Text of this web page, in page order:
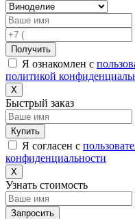
Получить
Я ознакомлен с
политикой
X
Быстрый заказ
Купить
Я согласен с
конфиденциальности
X
Узнать стоимость
Запросить